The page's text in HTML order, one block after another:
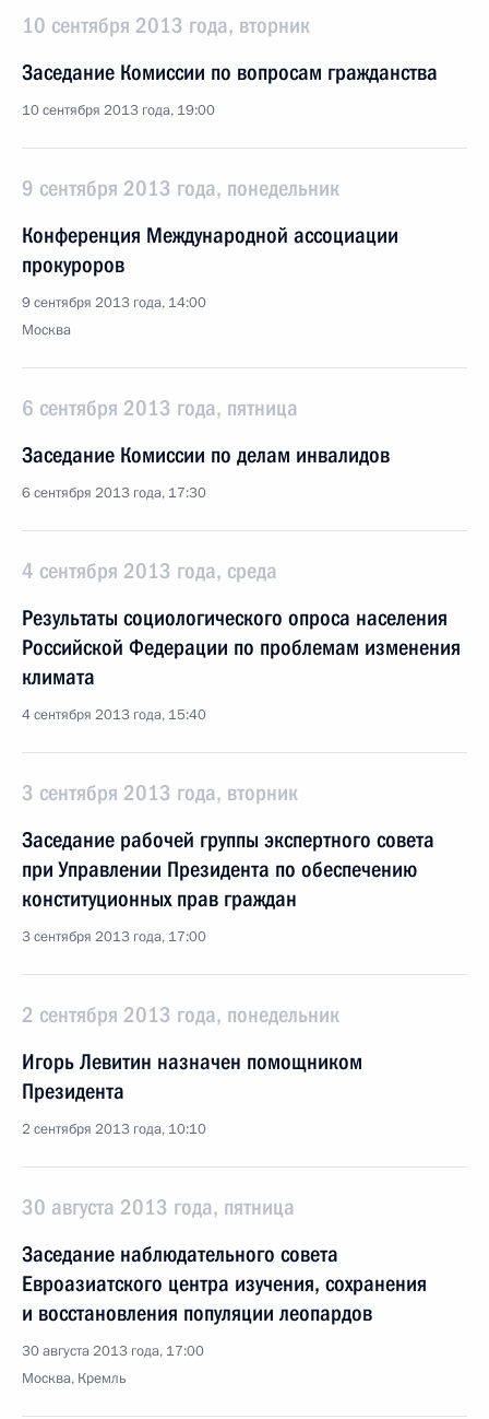
10 сентября 2013 года, вторник
Заседание Комиссии по вопросам гражданства
10 сентября 2013 года, 19:00
9 сентября 2013 года, понедельник
Конференция Международной ассоциации
прокуроров
9 сентября 2013 года, 14:00
Москва
6 сентября 2013 года, пятница
Заседание Комиссии по делам инвалидов
6 сентября 2013 года, 17:30
4 сентября 2013 года, среда
Результаты социологического опроса населения
Российской Федерации по проблемам изменения
климата
4 сентября 2013 года, 15:40
3 сентября 2013 года, вторник
Заседание рабочей группы экспертного совета
при Управлении Президента по обеспечению
конституционных прав граждан
3 сентября 2013 года, 17:00
2 сентября 2013 года, понедельник
Игорь Левитин назначен помощником
Президента
2 сентября 2013 года, 10:10
30 августа 2013 года, пятница
Заседание наблюдательного совета
Евроазиатского центра изучения, сохранения
и восстановления популяции леопардов
30 августа 2013 года, 17:00
Москва, Кремль